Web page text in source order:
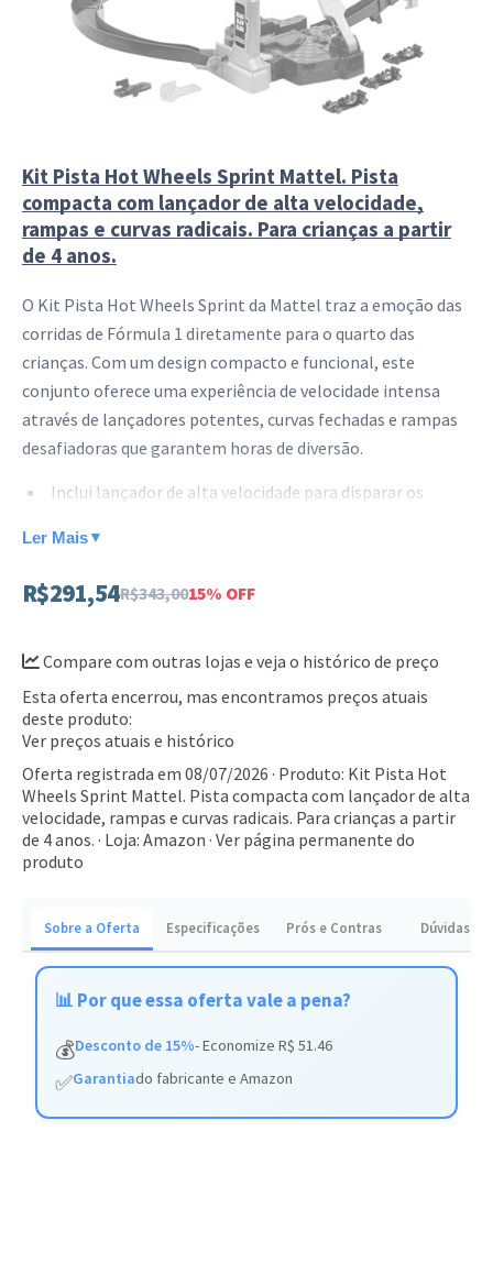
Kit Pista Hot Wheels Sprint Mattel. Pista
compacta com lançador de alta velocidade,
rampas e curvas radicais. Para crianças a partir
de 4 anos.
O Kit Pista Hot Wheels Sprint da Mattel traz a emoção das
corridas de Fórmula 1 diretamente para o quarto das
crianças. Com um design compacto e funcional, este
conjunto oferece uma experiência de velocidade intensa
através de lançadores potentes, curvas fechadas e rampas
desafiadoras que garantem horas de diversão.
Inclui lançador de alta velocidade para disparar os
menores.
Compatível com outros veículos da linha Hot Wheels.
Este conjunto é a escolha perfeita para pequenos pilotos a
partir de 4 anos que amam velocidade e aventura. Garanta o
seu e estimule a criatividade com corridas eletrizantes.
Ler Mais ▼
R$291,54R$343,0015% OFF
Compare com outras lojas e veja o histórico de preço
Esta oferta encerrou, mas encontramos preços atuais
deste produto:
Ver preços atuais e histórico
Oferta registrada em 08/07/2026 · Produto: Kit Pista Hot
Wheels Sprint Mattel. Pista compacta com lançador de alta
velocidade, rampas e curvas radicais. Para crianças a partir
de 4 anos. · Loja: Amazon · Ver página permanente do
produto
Sobre a Oferta Especificações Prós e Contras Dúvidas
📊 Por que essa oferta vale a pena?
💰Desconto de 15%- Economize R$ 51.46
✅Garantiado fabricante e Amazon